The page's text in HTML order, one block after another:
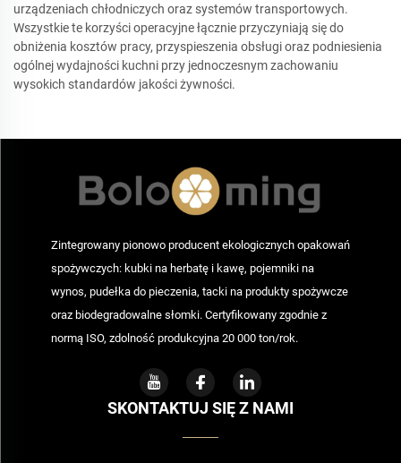
urządzeniach chłodniczych oraz systemów transportowych.
Wszystkie te korzyści operacyjne łącznie przyczyniają się do
obniżenia kosztów pracy, przyspieszenia obsługi oraz podniesienia
ogólnej wydajności kuchni przy jednoczesnym zachowaniu
wysokich standardów jakości żywności.
Zintegrowany pionowo producent ekologicznych opakowań
spożywczych: kubki na herbatę i kawę, pojemniki na
wynos, pudełka do pieczenia, tacki na produkty spożywcze
oraz biodegradowalne słomki. Certyfikowany zgodnie z
normą ISO, zdolność produkcyjna 20 000 ton/rok.
SKONTAKTUJ SIĘ Z NAMI